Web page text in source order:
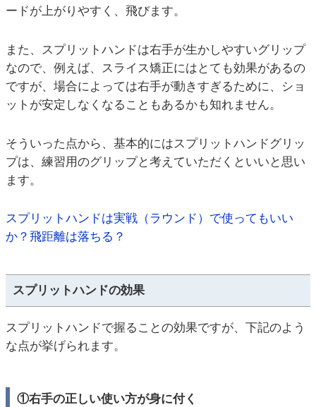
ードが上がりやすく、飛びます。
また、スプリットハンドは右手が生かしやすいグリップ
なので、例えば、スライス矯正にはとても効果があるの
ですが、場合によっては右手が動きすぎるために、ショ
ットが安定しなくなることもあるかも知れません。
そういった点から、基本的にはスプリットハンドグリッ
プは、練習用のグリップと考えていただくといいと思い
ます。
スプリットハンドは実戦（ラウンド）で使ってもいい
か？飛距離は落ちる？
スプリットハンドの効果
スプリットハンドで握ることの効果ですが、下記のよう
な点が挙げられます。
①右手の正しい使い方が身に付く